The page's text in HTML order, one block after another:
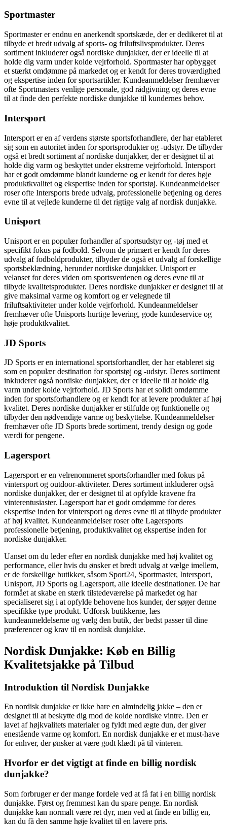
Sportmaster
Sportmaster er endnu en anerkendt sportskæde, der er dedikeret til at
tilbyde et bredt udvalg af sports- og friluftslivsprodukter. Deres
sortiment inkluderer også nordiske dunjakker, der er ideelle til at
holde dig varm under kolde vejrforhold. Sportmaster har opbygget
et stærkt omdømme på markedet og er kendt for deres troværdighed
og ekspertise inden for sportsartikler. Kundeanmeldelser fremhæver
ofte Sportmasters venlige personale, god rådgivning og deres evne
til at finde den perfekte nordiske dunjakke til kundernes behov.
Intersport
Intersport er en af verdens største sportsforhandlere, der har etableret
sig som en autoritet inden for sportsprodukter og -udstyr. De tilbyder
også et bredt sortiment af nordiske dunjakker, der er designet til at
holde dig varm og beskyttet under ekstreme vejrforhold. Intersport
har et godt omdømme blandt kunderne og er kendt for deres høje
produktkvalitet og ekspertise inden for sportstøj. Kundeanmeldelser
roser ofte Intersports brede udvalg, professionelle betjening og deres
evne til at vejlede kunderne til det rigtige valg af nordisk dunjakke.
Unisport
Unisport er en populær forhandler af sportsudstyr og -tøj med et
specifikt fokus på fodbold. Selvom de primært er kendt for deres
udvalg af fodboldprodukter, tilbyder de også et udvalg af forskellige
sportsbeklædning, herunder nordiske dunjakker. Unisport er
velanset for deres viden om sportsverdenen og deres evne til at
tilbyde kvalitetsprodukter. Deres nordiske dunjakker er designet til at
give maksimal varme og komfort og er velegnede til
friluftsaktiviteter under kolde vejrforhold. Kundeanmeldelser
fremhæver ofte Unisports hurtige levering, gode kundeservice og
høje produktkvalitet.
JD Sports
JD Sports er en international sportsforhandler, der har etableret sig
som en populær destination for sportstøj og -udstyr. Deres sortiment
inkluderer også nordiske dunjakker, der er ideelle til at holde dig
varm under kolde vejrforhold. JD Sports har et solidt omdømme
inden for sportsforhandlere og er kendt for at levere produkter af høj
kvalitet. Deres nordiske dunjakker er stilfulde og funktionelle og
tilbyder den nødvendige varme og beskyttelse. Kundeanmeldelser
fremhæver ofte JD Sports brede sortiment, trendy design og gode
værdi for pengene.
Lagersport
Lagersport er en velrenommeret sportsforhandler med fokus på
vintersport og outdoor-aktiviteter. Deres sortiment inkluderer også
nordiske dunjakker, der er designet til at opfylde kravene fra
vinterentusiaster. Lagersport har et godt omdømme for deres
ekspertise inden for vintersport og deres evne til at tilbyde produkter
af høj kvalitet. Kundeanmeldelser roser ofte Lagersports
professionelle betjening, produktkvalitet og ekspertise inden for
nordiske dunjakker.
Uanset om du leder efter en nordisk dunjakke med høj kvalitet og
performance, eller hvis du ønsker et bredt udvalg at vælge imellem,
er de forskellige butikker, såsom Sport24, Sportmaster, Intersport,
Unisport, JD Sports og Lagersport, alle ideelle destinationer. De har
formået at skabe en stærk tilstedeværelse på markedet og har
specialiseret sig i at opfylde behovene hos kunder, der søger denne
specifikke type produkt. Udforsk butikkerne, læs
kundeanmeldelserne og vælg den butik, der bedst passer til dine
præferencer og krav til en nordisk dunjakke.
Nordisk Dunjakke: Køb en Billig
Kvalitetsjakke på Tilbud
Introduktion til Nordisk Dunjakke
En nordisk dunjakke er ikke bare en almindelig jakke – den er
designet til at beskytte dig mod de kolde nordiske vintre. Den er
lavet af højkvalitets materialer og fyldt med ægte dun, der giver
enestående varme og komfort. En nordisk dunjakke er et must-have
for enhver, der ønsker at være godt klædt på til vinteren.
Hvorfor er det vigtigt at finde en billig nordisk
dunjakke?
Som forbruger er der mange fordele ved at få fat i en billig nordisk
dunjakke. Først og fremmest kan du spare penge. En nordisk
dunjakke kan normalt være ret dyr, men ved at finde en billig en,
kan du få den samme høje kvalitet til en lavere pris.